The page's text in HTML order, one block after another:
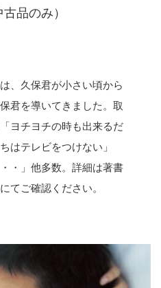
品のみ）
、久保君が小さい頃から
君を導いてきました。取
ヨチヨチの時も出来るだ
はテレビをつけない」
・」他多数。詳細は著書
てご確認ください。